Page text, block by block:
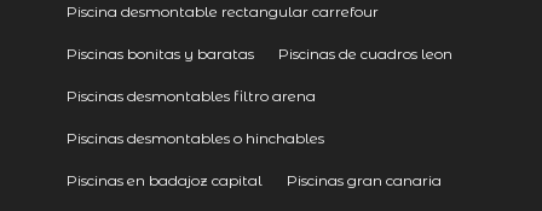
Piscina desmontable rectangular carrefour
Piscinas bonitas y baratas Piscinas de cuadros leon
Piscinas desmontables filtro arena
Piscinas desmontables o hinchables
Piscinas en badajoz capital Piscinas gran canaria